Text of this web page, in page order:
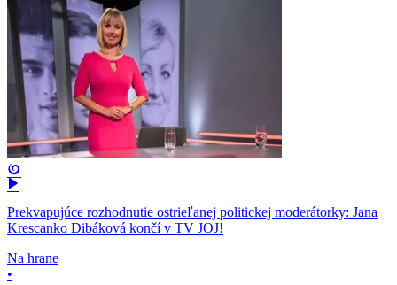
Prekvapujúce rozhodnutie ostrieľanej politickej moderátorky: Jana
Krescanko Dibáková končí v TV JOJ!
Na hrane
•